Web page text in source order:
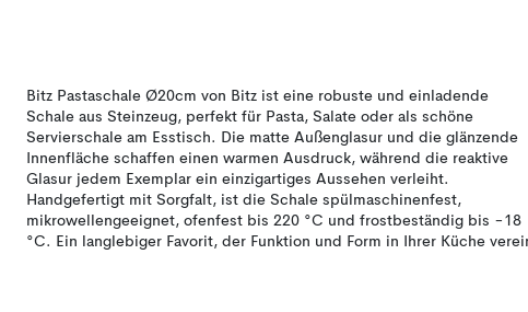
Bitz Pastaschale Ø20cm von Bitz ist eine robuste und einladende
Schale aus Steinzeug, perfekt für Pasta, Salate oder als schöne
Servierschale am Esstisch. Die matte Außenglasur und die glänzende
Innenfläche schaffen einen warmen Ausdruck, während die reaktive
Glasur jedem Exemplar ein einzigartiges Aussehen verleiht.
Handgefertigt mit Sorgfalt, ist die Schale spülmaschinenfest,
mikrowellengeeignet, ofenfest bis 220 °C und frostbeständig bis −18
°C. Ein langlebiger Favorit, der Funktion und Form in Ihrer Küche